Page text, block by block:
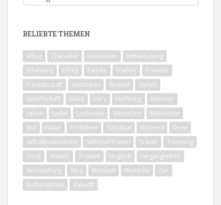
Themen
BELIEBTE THEMEN
Alltag Charakter Emotionen
Enttäuschung
Erfahrung
Erfolg Familie Freiheit
Freunde
Freundschaft
Gedanken Geduld
Gefühl
Gesellschaft
Glück Herz Hoffnung
Kummer
Leben
Liebe Loslassen Menschen
Motivation
Mut
Natur Probleme Schicksal Schmerz
Seele
Selbstbewusstsein
Selbstvertrauen Trauer
Trennung
Trost
Tränen Träume Unglück
Vergangenheit
Verzweiflung
Weg Weisheit Wünsche
Ziel
Zufriedenheit
Zukunft